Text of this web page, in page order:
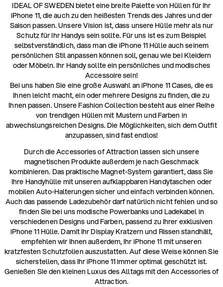
IDEAL OF SWEDEN bietet eine breite Palette von Hüllen für Ihr
iPhone 11, die auch zu den heißesten Trends des Jahres und der
Saison passen. Unsere Vision ist, dass unsere Hülle mehr als nur
Schutz für Ihr Handys sein sollte. Für uns ist es zum Beispiel
selbstverständlich, dass man die iPhone 11 Hülle auch seinem
persönlichen Stil anpassen können soll, genau wie bei Kleidern
oder Möbeln. Ihr Handy sollte ein persönliches und modisches
Accessoire sein!
Bei uns haben Sie eine große Auswahl an iPhone 11 Cases, die es
Ihnen leicht macht, ein oder mehrere Designs zu finden, die zu
Ihnen passen. Unsere Fashion Collection besteht aus einer Reihe
von trendigen Hüllen mit Mustern und Farben in
abwechslungsreichen Designs. Die Möglichkeiten, sich dem Outfit
anzupassen, sind fast endlos!
Durch die Accessories of Attraction lassen sich unsere
magnetischen Produkte außerdem je nach Geschmack
kombinieren. Das praktische Magnet-System garantiert, dass Sie
Ihre Handyhülle mit unseren aufklappbaren Handytaschen oder
mobilen Auto-Halterungen sicher und einfach verbinden können.
Auch das passende Ladezubehör darf natürlich nicht fehlen und so
finden Sie bei uns modische Powerbanks und Ladekabel in
verschiedenen Designs und Farben, passend zu Ihrer exklusiven
iPhone 11 Hülle. Damit Ihr Display Kratzern und Rissen standhält,
empfehlen wir Ihnen außerdem, Ihr iPhone 11 mit unseren
kratzfesten Schutzfolien auszustatten. Auf diese Weise können Sie
sicherstellen, dass Ihr iPhone 11 immer optimal geschützt ist.
Genießen Sie den kleinen Luxus des Alltags mit den Accessories of
Attraction.